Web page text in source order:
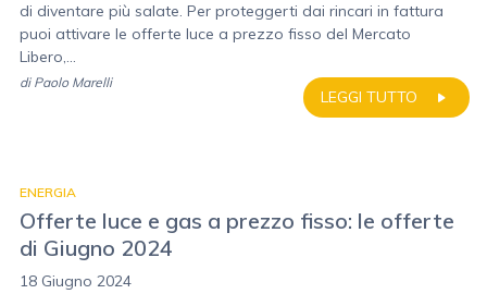
di diventare più salate. Per proteggerti dai rincari in fattura
puoi attivare le offerte luce a prezzo fisso del Mercato
Libero,...
LEGGI TUTTO
di Paolo Marelli
ENERGIA
Offerte luce e gas a prezzo fisso: le offerte
di Giugno 2024
18 Giugno 2024